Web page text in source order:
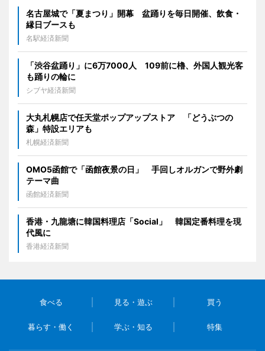
名古屋城で「夏まつり」開幕 盆踊りを毎日開催、飲食・
縁日ブースも
名駅経済新聞
「渋谷盆踊り」に6万7000人 109前に櫓、外国人観光客
も踊りの輪に
シブヤ経済新聞
大丸札幌店で任天堂ポップアップストア 「どうぶつの
森」特設エリアも
札幌経済新聞
OMO5函館で「函館夜景の日」 手回しオルガンで野外劇
テーマ曲
函館経済新聞
香港・九龍塘に韓国料理店「Social」 韓国定番料理を現
代風に
香港経済新聞
食べる 見る・遊ぶ 買う
暮らす・働く 学ぶ・知る 特集